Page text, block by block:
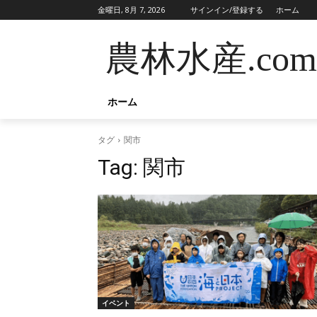
金曜日, 8月 7, 2026 サインイン/登録する ホーム
農林水産.com
ホーム
タグ 関市
Tag: 関市
イベント